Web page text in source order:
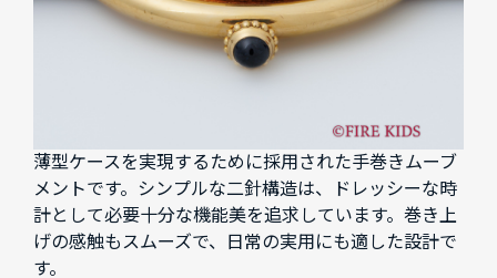
薄型ケースを実現するために採用された手巻きムーブ
メントです。シンプルな二針構造は、ドレッシーな時
計として必要十分な機能美を追求しています。巻き上
げの感触もスムーズで、日常の実用にも適した設計で
す。